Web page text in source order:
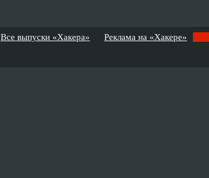
Все выпуски «Хакера» Реклама на «Хакере»